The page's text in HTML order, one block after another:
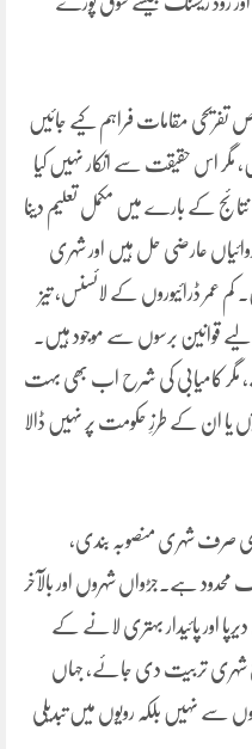
تفریحی مقامات فراہم کیے جائیں
مگر اس حقیقت سے انکار نہیں کیا
نتائج کے بارے میں مکمل تعلیم دینا
عارضی حل ہیں اور شہری
عمر ڈرائیوروں کے لائسنس، تیز
لیے قوانین برسوں سے موجود ہیں۔
مگر کامیابی کی شرح اب بھی بہت
یا ان کے طرزِ حکومت پر نہیں ڈالا
صرف شہری منصوبہ بندی،
محدود ہے۔جڑواں شہروں اور بالآخر
اور پائیدار بہتری لانے کے
شہری تربیت دی جائے، جہاں
سے نہیں بلکہ رویوں میں تبدیلی